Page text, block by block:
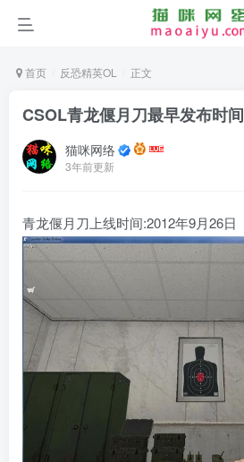
首页 反恐精英OL 正文
CSOL青龙偃月刀最早发布时间
猫咪网络
3年前更新
青龙偃月刀上线时间:2012年9月26日